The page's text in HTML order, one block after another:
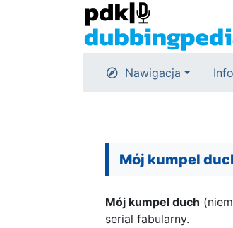
Nawigacja
Mój kumpel
Mój kumpel duch
serial fabularny.